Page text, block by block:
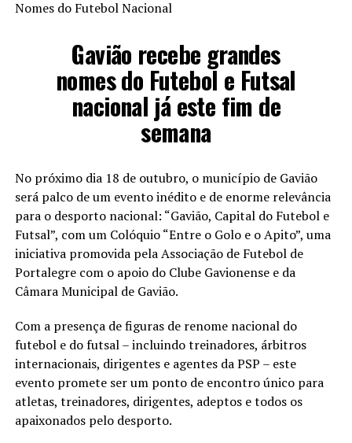
Nomes do Futebol Nacional
Gavião recebe grandes
nomes do Futebol e Futsal
nacional já este fim de
semana
No próximo dia 18 de outubro, o município de Gavião
será palco de um evento inédito e de enorme relevância
para o desporto nacional: “Gavião, Capital do Futebol e
Futsal”, com um Colóquio “Entre o Golo e o Apito”, uma
iniciativa promovida pela Associação de Futebol de
Portalegre com o apoio do Clube Gavionense e da
Câmara Municipal de Gavião.
Com a presença de figuras de renome nacional do
futebol e do futsal – incluindo treinadores, árbitros
internacionais, dirigentes e agentes da PSP – este
evento promete ser um ponto de encontro único para
atletas, treinadores, dirigentes, adeptos e todos os
apaixonados pelo desporto.